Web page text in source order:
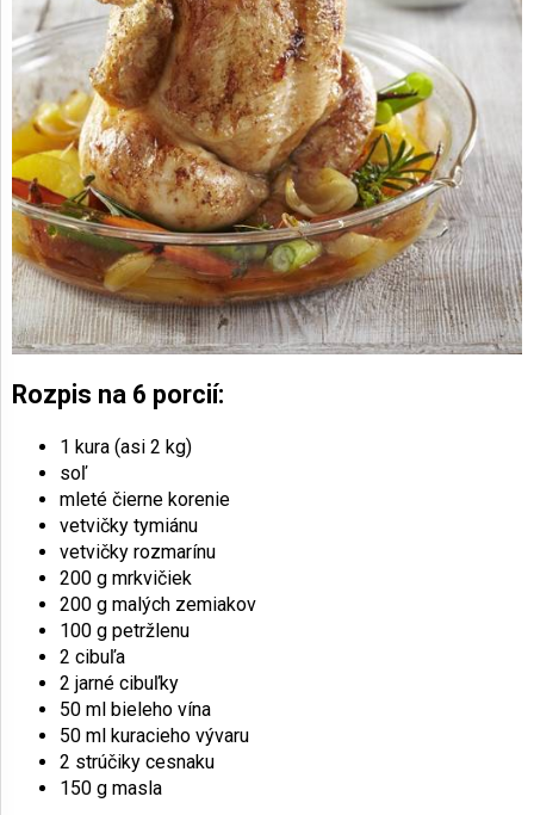
Rozpis na 6 porcií:
1 kura (asi 2 kg)
soľ
mleté čierne korenie
vetvičky tymiánu
vetvičky rozmarínu
200 g mrkvičiek
200 g malých zemiakov
100 g petržlenu
2 cibuľa
2 jarné cibuľky
50 ml bieleho vína
50 ml kuracieho vývaru
2 strúčiky cesnaku
150 g masla